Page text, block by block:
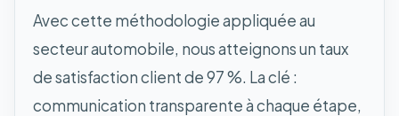
Avec cette méthodologie appliquée au
secteur automobile, nous atteignons un taux
de satisfaction client de 97 %. La clé :
communication transparente à chaque étape,